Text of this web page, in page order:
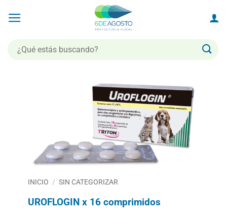
Buscar
por:
INICIO / SIN CATEGORIZAR
UROFLOGIN x 16 comprimidos